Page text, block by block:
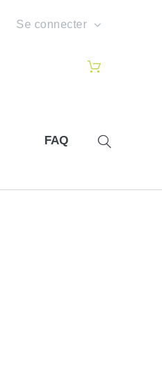
Se connecter
FAQ